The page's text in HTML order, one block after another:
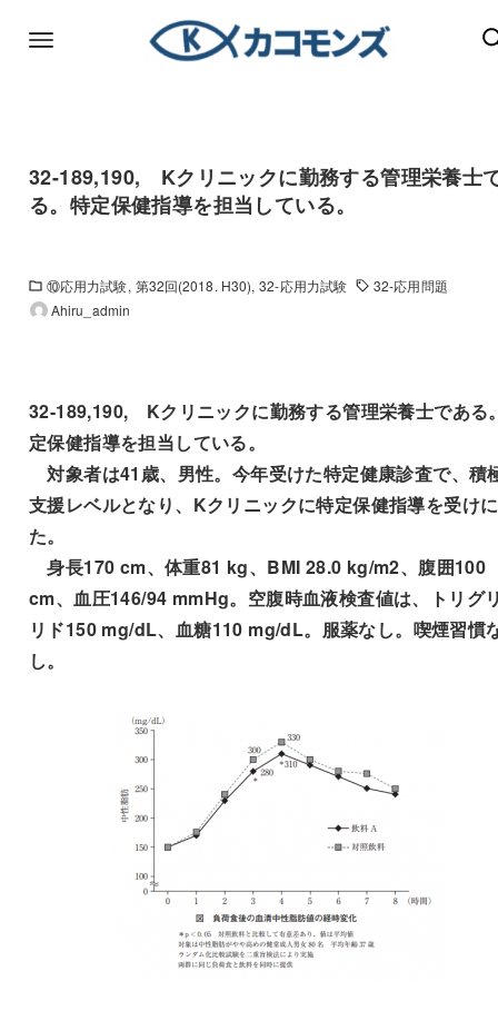
32-189,190, Kクリニックに勤務する管理栄養士
る。特定保健指導を担当している。
⑩応用力試験 第32回(2018. H30) 32-応用力試験
32-応用問題
Ahiru_admin
32-189,190, Kクリニックに勤務する管理栄養士である
定保健指導を担当している。
対象者は41歳、男性。今年受けた特定健康診査で、積
支援レベルとなり、Kクリニックに特定保健指導を受け
た。
身長170 cm、体重81 kg、BMI 28.0 kg/m2、腹囲100
cm、血圧146/94 mmHg。空腹時血液検査値は、トリグ
リド150 mg/dL、血糖110 mg/dL。服薬なし。喫煙習慣
し。